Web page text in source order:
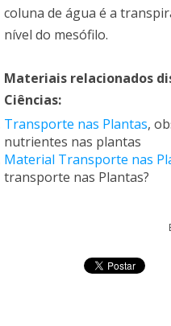
coluna de água é a
nível do mesófilo.
Materiais relacionados
Ciências:
Transporte nas Plantas,
nutrientes nas plantas
Material Transporte nas
transporte nas Plantas?